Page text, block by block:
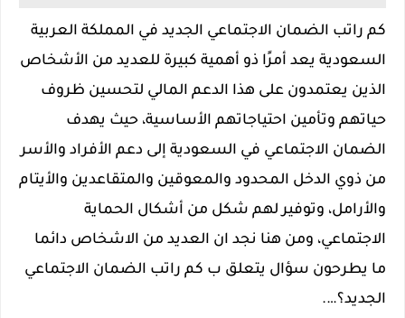
كم راتب الضمان الاجتماعي الجديد في المملكة العربية
السعودية يعد أمرًا ذو أهمية كبيرة للعديد من الأشخاص
الذين يعتمدون على هذا الدعم المالي لتحسين ظروف
حياتهم وتأمين احتياجاتهم الأساسية، حيث يهدف
الضمان الاجتماعي في السعودية إلى دعم الأفراد والأسر
من ذوي الدخل المحدود والمعوقين والمتقاعدين والأيتام
والأرامل، وتوفير لهم شكل من أشكال الحماية
الاجتماعي، ومن هنا نجد ان العديد من الاشخاص دائما
ما يطرحون سؤال يتعلق ب كم راتب الضمان الاجتماعي
الجديد؟….